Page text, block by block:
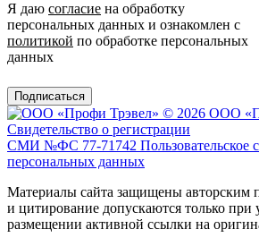
Я даю согласие на обработку
персональных данных и ознакомлен с
политикой по обработке персональных
данных
Подписаться
© 2026 ООО
Свидетельство о регистрации
СМИ №ФС 77-71742 Пользовательское
персональных данных
Материалы сайта защищены авторским
и цитирование допускаются только при
размещении активной ссылки на